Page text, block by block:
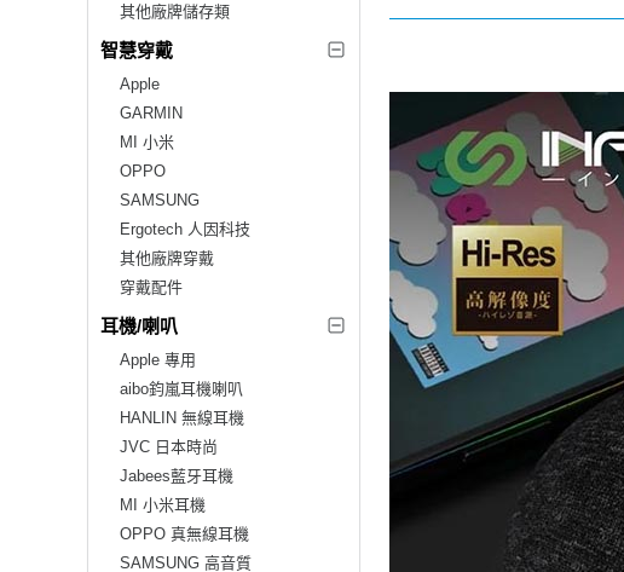
其他廠牌儲存類
智慧穿戴
Apple
GARMIN
MI 小米
OPPO
SAMSUNG
Ergotech 人因科技
其他廠牌穿戴
穿戴配件
耳機/喇叭
Apple 專用
aibo鈞嵐耳機喇叭
HANLIN 無線耳機
JVC 日本時尚
Jabees藍牙耳機
MI 小米耳機
OPPO 真無線耳機
SAMSUNG 高音質